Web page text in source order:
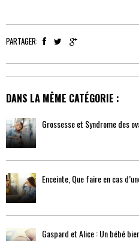
PARTAGER:
DANS LA MÊME CATÉGORIE :
Grossesse et Syndrome des
Enceinte, Que faire en cas
Gaspard et Alice : Un bébé